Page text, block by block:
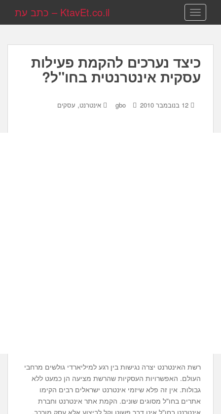
TOGGLE NAVIGATION KtavEt.co.il – כתב עת
כיצד נערכים להקמת פעילות
עסקית אינטרנטית בחו"ל?
12 בנובמבר 2010 gbo אינטרנט, עסקים
רשת האינטרנט יצרה נגישות בין רגע למיליארדי גולשים מרחבי
העולם. האפשרויות העסקיות שהרשת מציעה הן כמעט ללא
גבולות. אין זה פלא שיזמי אינטרנט ישראלים רבים הקימו
אתרים בחו"ל מסוגים שונים. הקמת אתר אינטרנט וחברת
אינטרנט בחו"ל אינו דבר פשוט וקל לביצוע אלא עסק מורכב,